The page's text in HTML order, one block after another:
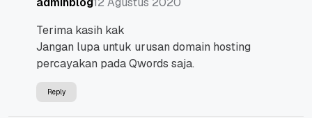
Terima kasih kak
Jangan lupa untuk urusan domain hosting
percayakan pada Qwords saja.
Reply